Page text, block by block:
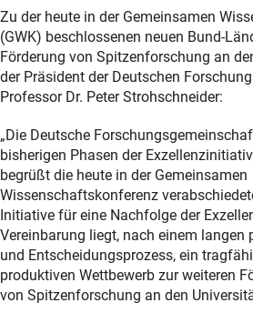
Zu der heute in der Gemeinsamen
(GWK) beschlossenen neuen Bund-
Förderung von Spitzenforschung an
der Präsident der Deutschen
Professor Dr. Peter Strohschneider:
„Die Deutsche
bisherigen Phasen der
begrüßt die heute in der Gemeinsamen
Wissenschaftskonferenz
Initiative für eine Nachfolge der
Vereinbarung liegt, nach einem langen
und Entscheidungsprozess, ein
produktiven Wettbewerb zur weiteren
von Spitzenforschung an den